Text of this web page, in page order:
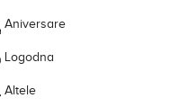
Aniversare
Logodna
Altele